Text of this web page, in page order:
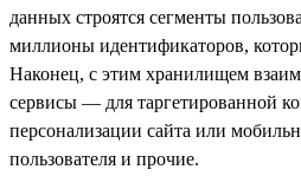
данных строятся сегменты
миллионы идентификаторов,
Наконец, с этим хранилищем
сервисы — для таргетированной
персонализации сайта или
пользователя и прочие.